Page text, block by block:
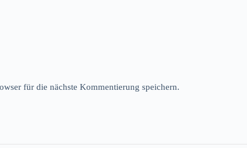
für die nächste Kommentierung speichern.